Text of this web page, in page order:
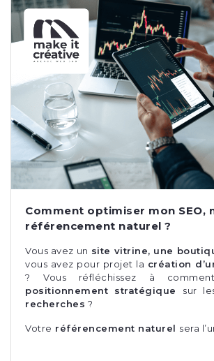
Comment optimiser mon SEO,
référencement naturel ?
Vous avez un site vitrine, une
vous avez pour projet la création
?
Vous réfléchissez à
positionnement stratégique sur
recherches ?
Votre référencement naturel sera